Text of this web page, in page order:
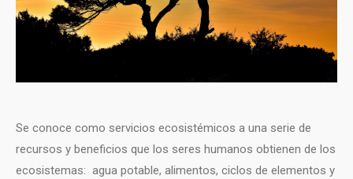
Se conoce como servicios ecosistémicos a una serie de
recursos y beneficios que los seres humanos obtienen de los
ecosistemas: agua potable, alimentos, ciclos de elementos y